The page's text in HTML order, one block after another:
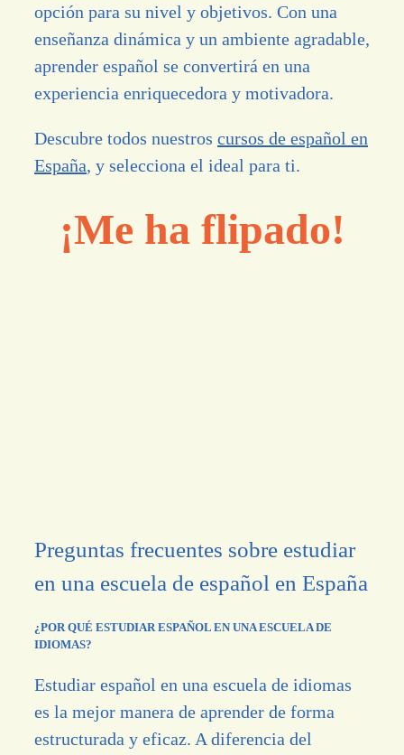
opción para su nivel y objetivos. Con una
enseñanza dinámica y un ambiente agradable,
aprender español se convertirá en una
experiencia enriquecedora y motivadora.
Descubre todos nuestros cursos de español en
España, y selecciona el ideal para ti.
¡Me ha flipado!
Preguntas frecuentes sobre estudiar
en una escuela de español en España
¿POR QUÉ ESTUDIAR ESPAÑOL EN UNA ESCUELA DE
IDIOMAS?
Estudiar español en una escuela de idiomas
es la mejor manera de aprender de forma
estructurada y eficaz. A diferencia del